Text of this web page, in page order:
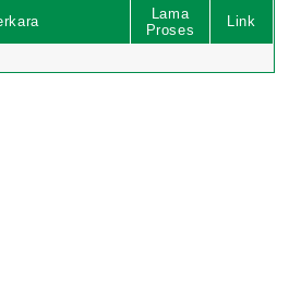
Lama
Proses
Link